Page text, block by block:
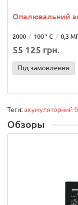
Опалювальний
2000 100 ° С 0,3
55 125 грн.
Під замовлення
Теги:акумуляторний
Обзоры